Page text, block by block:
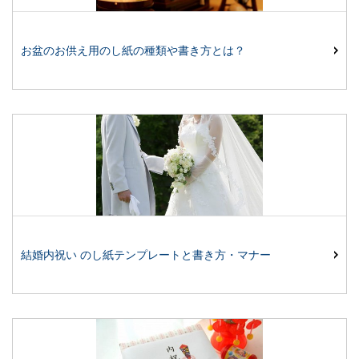
お盆のお供え用のし紙の種類や書き方とは？
結婚内祝い のし紙テンプレートと書き方・マナー